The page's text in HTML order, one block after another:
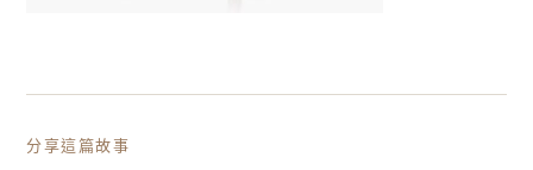
分享這篇故事